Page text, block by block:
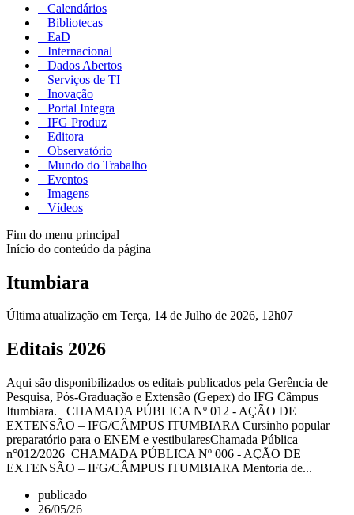
Calendários
Bibliotecas
EaD
Internacional
Dados Abertos
Serviços de TI
Inovação
Portal Integra
IFG Produz
Editora
Observatório
Mundo do Trabalho
Eventos
Imagens
Vídeos
Fim do menu principal
Início do conteúdo da página
Itumbiara
Última atualização em Terça, 14 de Julho de 2026, 12h07
Editais 2026
Aqui são disponibilizados os editais publicados pela Gerência de
Pesquisa, Pós-Graduação e Extensão (Gepex) do IFG Câmpus
Itumbiara. CHAMADA PÚBLICA Nº 012 - AÇÃO DE
EXTENSÃO – IFG/CÂMPUS ITUMBIARA Cursinho popular
preparatório para o ENEM e vestibularesChamada Pública
n°012/2026 CHAMADA PÚBLICA Nº 006 - AÇÃO DE
EXTENSÃO – IFG/CÂMPUS ITUMBIARA Mentoria de...
publicado
26/05/26